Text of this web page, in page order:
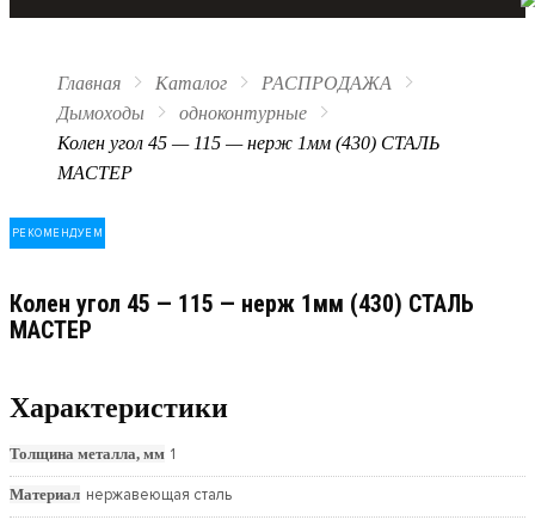
Главная Каталог
РАСПРОДАЖА
Дымоходы
одноконтурные
Колен угол 45 — 115 — нерж 1мм (430) СТАЛЬ
МАСТЕР
РЕКОМЕНДУЕМ
Колен угол 45 — 115 — нерж 1мм (430) СТАЛЬ
МАСТЕР
Характеристики
Толщина металла, мм 1
Материал нержавеющая сталь